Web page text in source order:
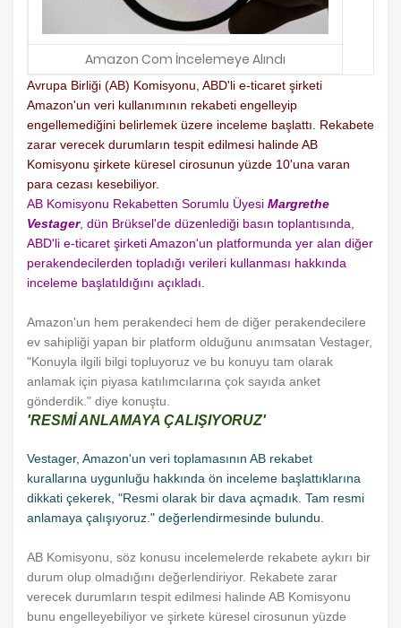
Amazon Com İncelemeye Alındı
Avrupa Birliği (AB) Komisyonu, ABD'li e-ticaret şirketi
Amazon'un veri kullanımının rekabeti engelleyip
engellemediğini belirlemek üzere inceleme başlattı. Rekabete
zarar verecek durumların tespit edilmesi halinde AB
Komisyonu şirkete küresel cirosunun yüzde 10'una varan
para cezası kesebiliyor.
AB Komisyonu Rekabetten Sorumlu Üyesi Margrethe
Vestager, dün Brüksel'de düzenlediği basın toplantısında,
ABD'li e-ticaret şirketi Amazon'un platformunda yer alan diğer
perakendecilerden topladığı verileri kullanması hakkında
inceleme başlatıldığını açıkladı.
Amazon'un hem perakendeci hem de diğer perakendecilere
ev sahipliği yapan bir platform olduğunu anımsatan Vestager,
"Konuyla ilgili bilgi topluyoruz ve bu konuyu tam olarak
anlamak için piyasa katılımcılarına çok sayıda anket
gönderdik." diye konuştu.
'RESMİ ANLAMAYA ÇALIŞIYORUZ'
Vestager, Amazon'un veri toplamasının AB rekabet
kurallarına uygunluğu hakkında ön inceleme başlattıklarına
dikkati çekerek, "Resmi olarak bir dava açmadık. Tam resmi
anlamaya çalışıyoruz." değerlendirmesinde bulundu.
AB Komisyonu, söz konusu incelemelerde rekabete aykırı bir
durum olup olmadığını değerlendiriyor. Rekabete zarar
verecek durumların tespit edilmesi halinde AB Komisyonu
bunu engelleyebiliyor ve şirkete küresel cirosunun yüzde